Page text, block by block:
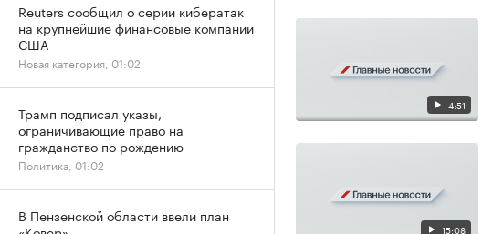
4:51
15:08
Reuters сообщил о серии кибератак
на крупнейшие финансовые компании
США
Новая категория, 01:02
Трамп подписал указы,
ограничивающие право на
гражданство по рождению
Политика, 01:02
В Пензенской области ввели план